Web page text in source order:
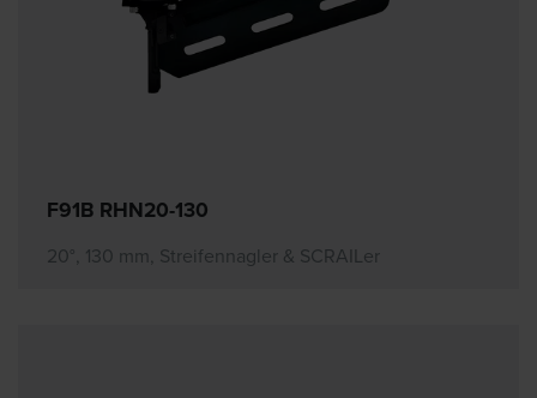
F91B RHN20-130
20°, 130 mm, Streifennagler & SCRAILer